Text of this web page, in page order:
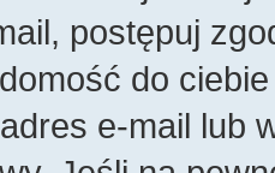
postępuj
do
e-mail lub